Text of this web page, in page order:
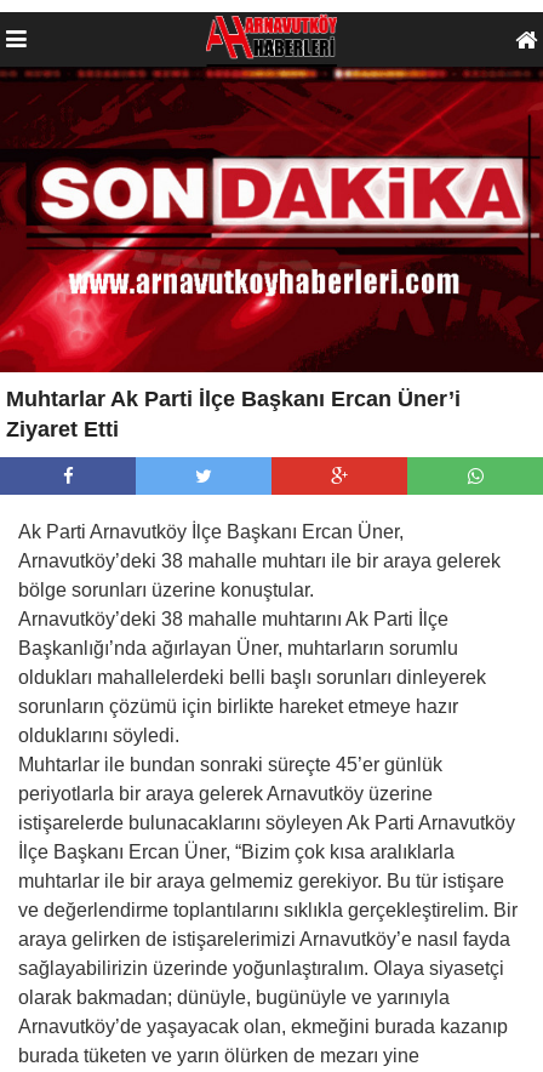
Muhtarlar Ak Parti İlçe Başkanı Ercan Üner’i
Ziyaret Etti
Ak Parti Arnavutköy İlçe Başkanı Ercan Üner,
Arnavutköy’deki 38 mahalle muhtarı ile bir araya gelerek
bölge sorunları üzerine konuştular.
Arnavutköy’deki 38 mahalle muhtarını Ak Parti İlçe
Başkanlığı’nda ağırlayan Üner, muhtarların sorumlu
oldukları mahallelerdeki belli başlı sorunları dinleyerek
sorunların çözümü için birlikte hareket etmeye hazır
olduklarını söyledi.
Muhtarlar ile bundan sonraki süreçte 45’er günlük
periyotlarla bir araya gelerek Arnavutköy üzerine
istişarelerde bulunacaklarını söyleyen Ak Parti Arnavutköy
İlçe Başkanı Ercan Üner, “Bizim çok kısa aralıklarla
muhtarlar ile bir araya gelmemiz gerekiyor. Bu tür istişare
ve değerlendirme toplantılarını sıklıkla gerçekleştirelim. Bir
araya gelirken de istişarelerimizi Arnavutköy’e nasıl fayda
sağlayabilirizin üzerinde yoğunlaştıralım. Olaya siyasetçi
olarak bakmadan; dünüyle, bugünüyle ve yarınıyla
Arnavutköy’de yaşayacak olan, ekmeğini burada kazanıp
burada tüketen ve yarın ölürken de mezarı yine